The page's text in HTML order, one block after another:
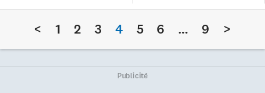
la MLB opposant les Blue Jays
rapidement pris les devants
dans la rencontre et ont
chacun y apporte sa propre
compositeur et arrangeur
musical, au saxophone et au
qraqeb, est accompagné de
< 1 2 3 4 5 6 … 9 >
Publicité